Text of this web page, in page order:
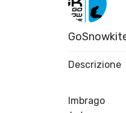
Descrizione
Imbrago